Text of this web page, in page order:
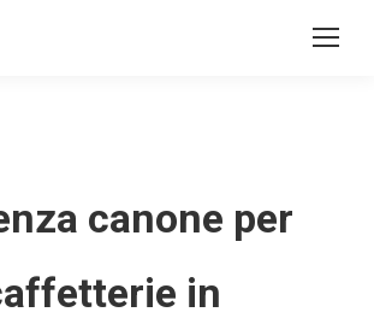
canone per
in